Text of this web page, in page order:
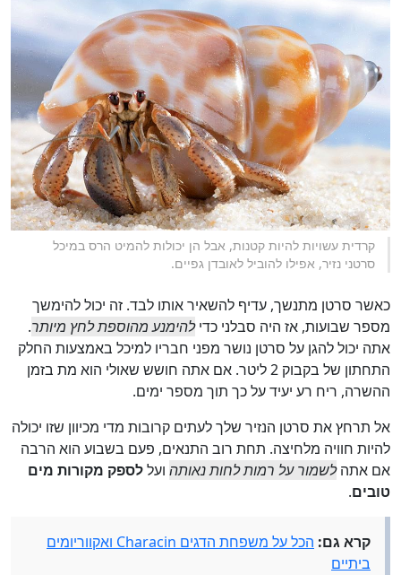
קרדית עשויות להיות קטנות, אבל הן יכולות להמיט הרס במיכל
סרטני נזיר, אפילו להוביל לאובדן גפיים.
כאשר סרטן מתנשך, עדיף להשאיר אותו לבד. זה יכול להימשך
מספר שבועות, אז היה סבלני כדילהימנע מהוספת לחץ מיותר.
אתה יכול להגן על סרטן נושר מפני חבריו למיכל באמצעות החלק
התחתון של בקבוק 2 ליטר. אם אתה חושש שאולי הוא מת בזמן
ההשרה, ריח רע יעיד על כך תוך מספר ימים.
אל תרחץ את סרטן הנזיר שלך לעתים קרובות מדי מכיוון שזו יכולה
להיות חוויה מלחיצה. תחת רוב התנאים, פעם בשבוע הוא הרבה
אם אתהלשמור על רמות לחות נאותה ועללספק מקורות מים
טובים.
קרא גם:
הכל על משפחת הדגים Characin ואקווריומים
ביתיים